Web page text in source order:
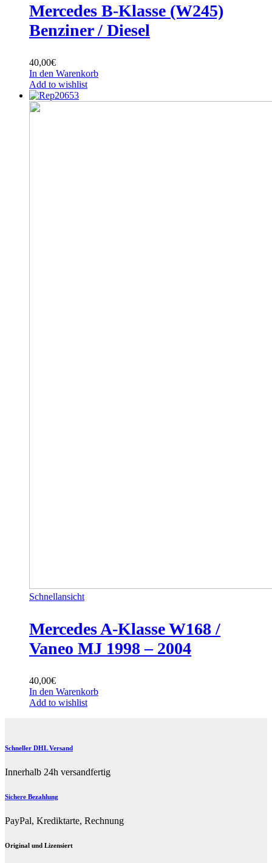
Mercedes B-Klasse (W245)
Benziner / Diesel
40,00€
In den Warenkorb
Add to wishlist
Schnellansicht
Mercedes A-Klasse W168 /
Vaneo MJ 1998 – 2004
40,00€
In den Warenkorb
Add to wishlist
Schneller DHL Versand
Innerhalb 24h versandfertig
Sichere Bezahlung
PayPal, Krediktarte, Rechnung
Original und Lizensiert